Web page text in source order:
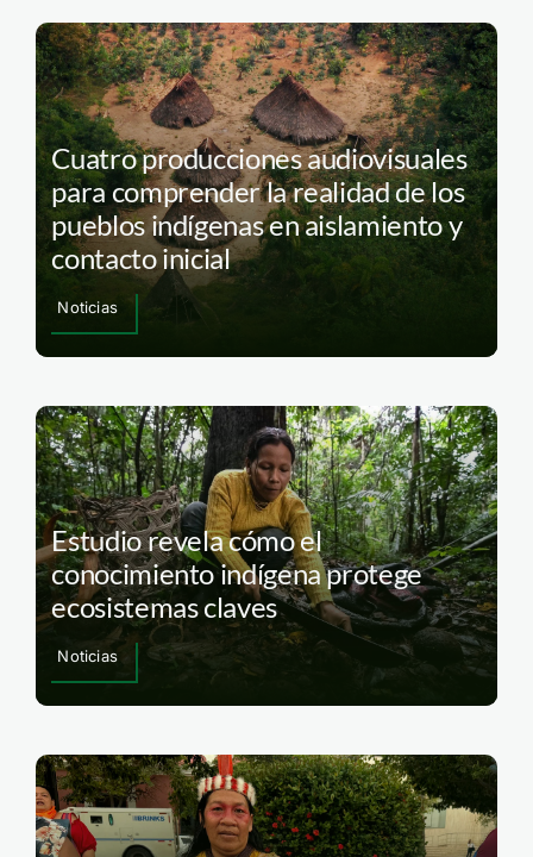
Cuatro producciones audiovisuales
para comprender la realidad de los
pueblos indígenas en aislamiento y
contacto inicial
Noticias
Estudio revela cómo el
conocimiento indígena protege
ecosistemas claves
Noticias